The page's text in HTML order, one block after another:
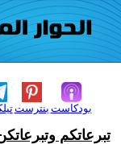
بنترست بودكاست
تبرعاتكم